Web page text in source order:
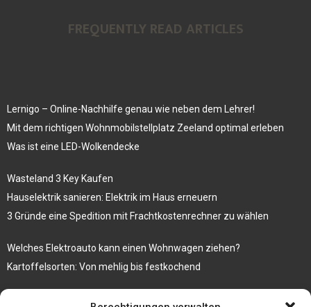
FREQUENTLY READ ARTICLES
Lernigo – Online-Nachhilfe genau wie neben dem Lehrer!
Mit dem richtigen Wohnmobilstellplatz Zeeland optimal erleben
Was ist eine LED-Wolkendecke
Wasteland 3 Key Kaufen
Hauselektrik sanieren: Elektrik im Haus erneuern
3 Gründe eine Spedition mit Frachtkostenrechner zu wählen
Welches Elektroauto kann einen Wohnwagen ziehen?
Kartoffelsorten: Von mehlig bis festkochend